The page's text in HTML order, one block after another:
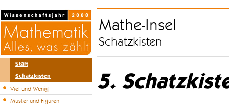
Start
Schatzkisten
Viel und Wenig
Muster und Figuren
Mathe-Insel
Schatzkisten
5.